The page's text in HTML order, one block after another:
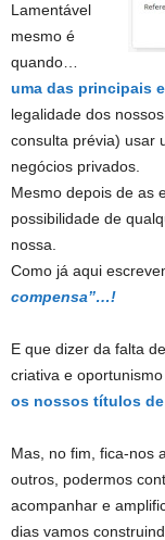
Lamentável
mesmo é
quando…
uma das principais
legalidade dos
consulta prévia) usar
negócios privados.
Mesmo depois de as
possibilidade de
nossa.
Como já aqui
compensa”…!
E que dizer da falta
criativa e
os nossos títulos
Mas, no fim, fica-nos
outros, podermos
acompanhar e
dias vamos